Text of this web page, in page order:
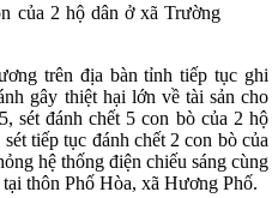
của 2 hộ dân ở xã Trường
trên địa bàn tỉnh tiếp tục ghi
gây thiệt hại lớn về tài sản cho
sét đánh chết 5 con bò của 2 hộ
tiếp tục đánh chết 2 con bò của
hệ thống điện chiếu sáng cùng
thôn Phố Hòa, xã Hương Phố.